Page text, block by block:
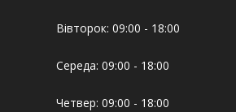
Вівторок: 09:00 - 18:00
Середа: 09:00 - 18:00
Четвер: 09:00 - 18:00